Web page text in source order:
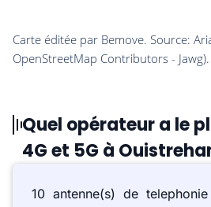
Quel opérateur a le
4G et 5G à
10 antenne(s) de